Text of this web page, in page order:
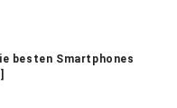
besten Smartphones